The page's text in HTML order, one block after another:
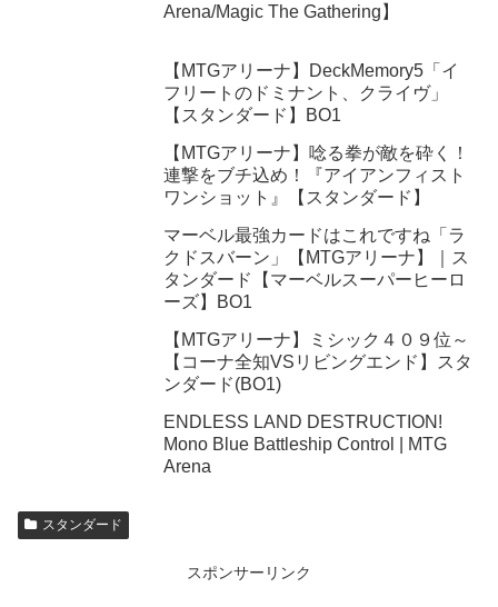
Arena/Magic The Gathering】
【MTGアリーナ】DeckMemory5「イ
フリートのドミナント、クライヴ」
【スタンダード】BO1
【MTGアリーナ】唸る拳が敵を砕く！
連撃をブチ込め！『アイアンフィスト
ワンショット』【スタンダード】
マーベル最強カードはこれですね「ラ
クドスバーン」【MTGアリーナ】｜ス
タンダード【マーベルスーパーヒーロ
ーズ】BO1
【MTGアリーナ】ミシック４０９位～
【コーナ全知VSリビングエンド】スタ
ンダード(BO1)
ENDLESS LAND DESTRUCTION!
Mono Blue Battleship Control | MTG
Arena
スタンダード
スポンサーリンク